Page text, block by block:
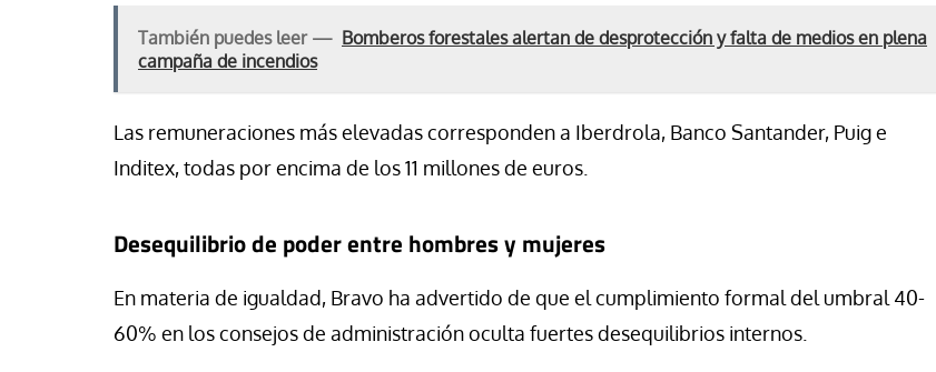
También puedes leer — Bomberos forestales alertan de desprotección y falta de medios en plena
campaña de incendios
Las remuneraciones más elevadas corresponden a Iberdrola, Banco Santander, Puig e
Inditex, todas por encima de los 11 millones de euros.
Desequilibrio de poder entre hombres y mujeres
En materia de igualdad, Bravo ha advertido de que el cumplimiento formal del umbral 40-
60% en los consejos de administración oculta fuertes desequilibrios internos.